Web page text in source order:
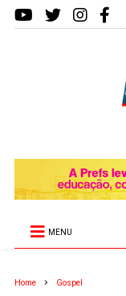
MENU
Home Gospel